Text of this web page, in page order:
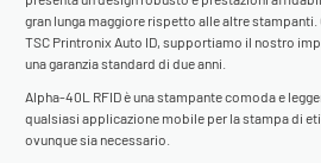
gran lunga maggiore rispetto alle altre
TSC Printronix Auto ID, supportiamo il nostro
una garanzia standard di due anni.
Alpha-40L RFID è una stampante comoda e
qualsiasi applicazione mobile per la stampa di
ovunque sia necessario.